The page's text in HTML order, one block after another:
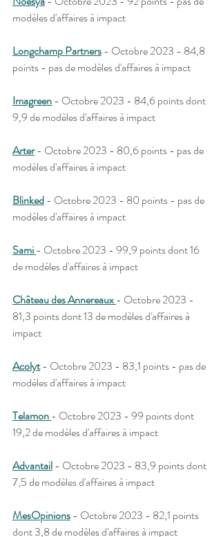
modèles d'affaires à impact
Longchamp Partners - Octobre 2023 - 84,8
points - pas de modèles d'affaires à impact
Imagreen- Octobre 2023 - 84,6 points dont
9,9 de modèles d'affaires à impact
Arter - Octobre 2023 - 80,6 points - pas de
modèles d'affaires à impact
Blinked - Octobre 2023 - 80 points - pas de
modèles d'affaires à impact
Sami - Octobre 2023 - 99,9 points dont 16
de modèles d'affaires à impact
Château des Annereaux - Octobre 2023 -
81,3 points dont 13 de modèles d'affaires à
impact
Acolyt - Octobre 2023 - 83,1 points - pas de
modèles d'affaires à impact
Telamon- Octobre 2023 - 99 points dont
19,2 de modèles d'affaires à impact
Advantail - Octobre 2023 - 83,9 points dont
7,5 de modèles d'affaires à impact
MesOpinions - Octobre 2023 - 82,1 points
dont 3,8 de modèles d'affaires à impact